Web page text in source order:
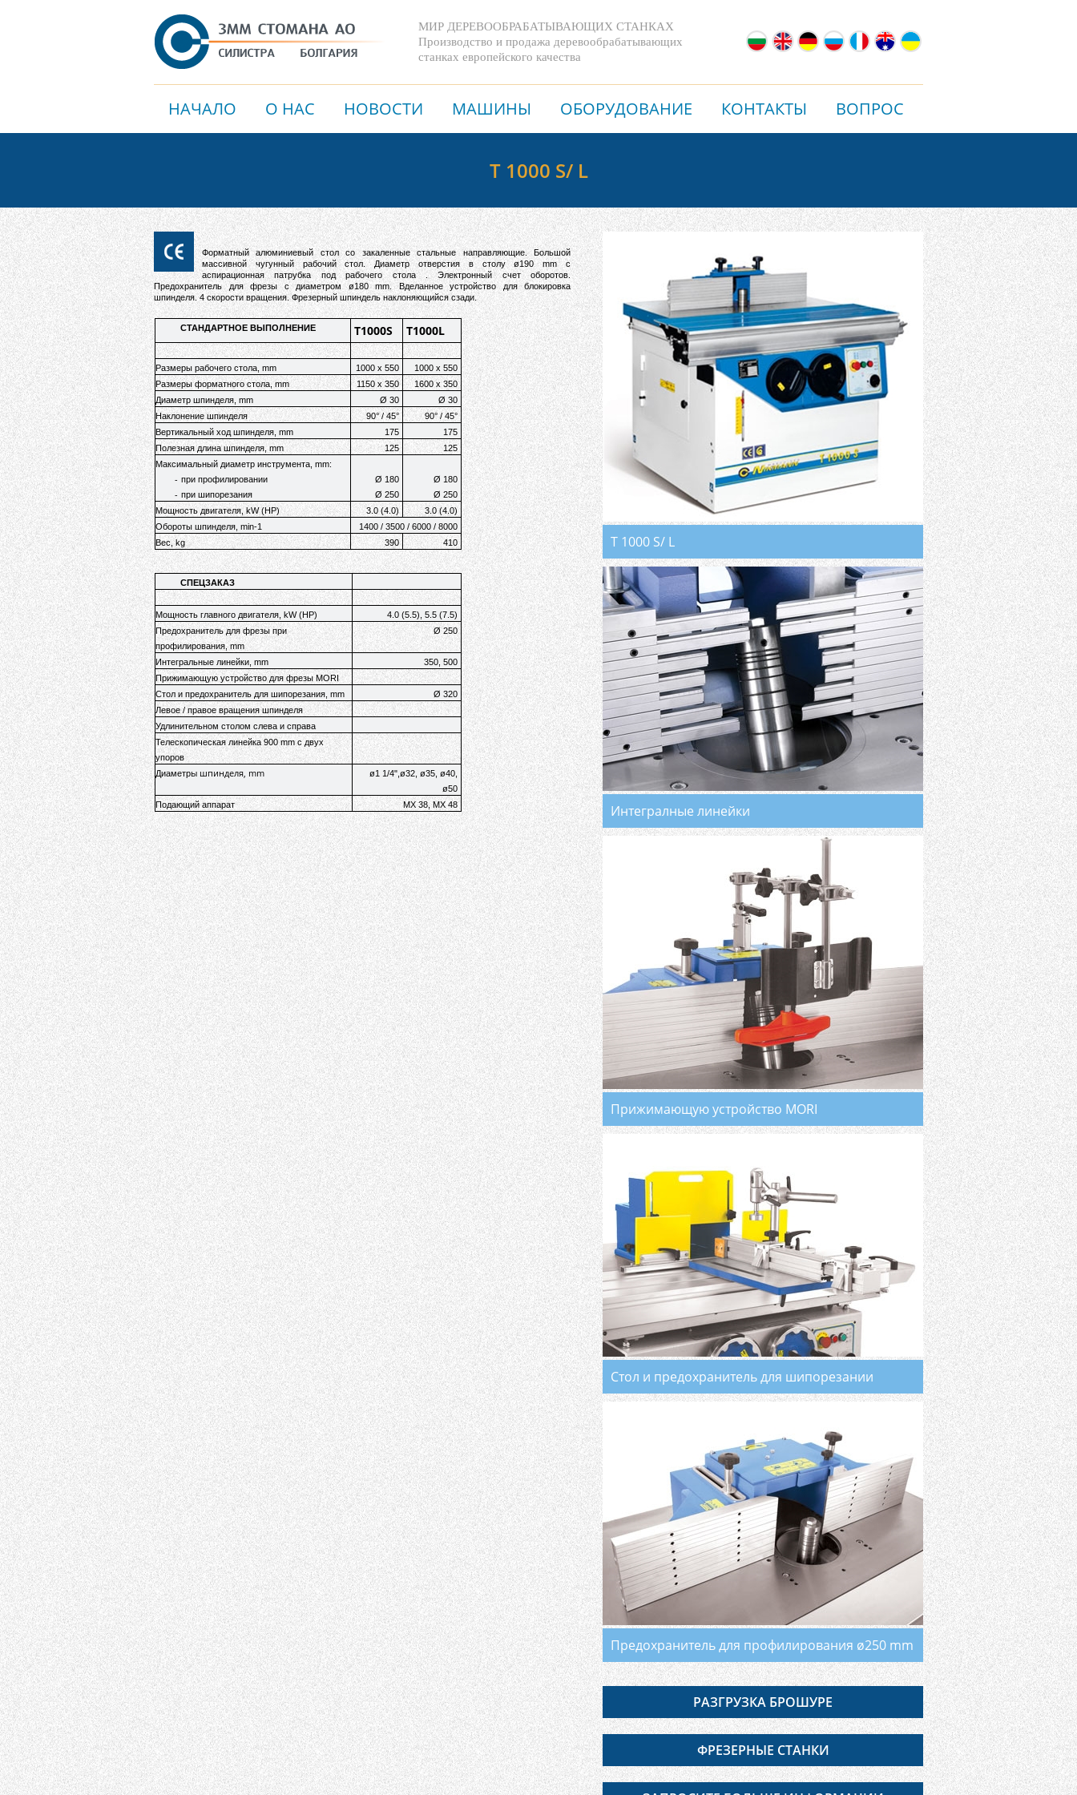
МИР ДЕРЕВООБРАБАТЫВАЮЩИХ СТАНКАХ
Производство и продажа деревообрабатывающих
станках европейского качества
НАЧАЛО О НАС НОВОСТИ МАШИНЫ ОБОРУДОВАНИЕ КОНТАКТЫ ВОПРОС
T 1000 S/ L
Форматный алюминиевый стол со закаленные стальные направляющие. Большой
массивной чугунный рабочий стол. Диаметр отверстия в столу ø190 mm с
аспирационная патрубка под рабочего стола . Электронный счет оборотов.
Предохранитель для фрезы с диаметром ø180 mm. Вделанное устройство для блокировка
шпинделя. 4 скорости вращения. Фрезерный шпиндель наклоняющийся сзади.
СТАНДАРТНОЕ ВЫПОЛНЕНИЕ T1000S T1000L
Размеры рабочего стола, mm 1000 x 550
1000 x 550
Размеры форматного стола, mm
1150 x 350
1600 x 350
Диаметр шпинделя, mm
Ø 30
Ø 30
Наклонение шпинделя
90° / 45°
90° / 45°
Вертикальный ход шпинделя, mm
175
175
Полезная длина шпинделя, mm
125
125
Максимальный диаметр инструмента, mm:
- при профилировании
- при шипорезания
Ø 180
Ø 250
Ø 180
Ø 250
Мощность двигателя, kW (HP)
3.0 (4.0)
3.0 (4.0)
Обороты шпинделя, min-1
1400 / 3500 / 6000 / 8000
Вес, kg
390 410
СПЕЦЗАКАЗ
Мощность главного двигателя, kW (HP)
4.0 (5.5), 5.5 (7.5)
Предохранитель для фрезы при
профилирования, mm
Ø 250
Интегральные линейки, mm
350, 500
Прижимающую устройство для фрезы MORI
Стол и предохранитель для шипорезания, mm
Ø 320
Левое / правое вращения шпинделя
Удлинительном столом слева и справа
Телескопическая линейка 900 mm с двух
упоров
Диаметрышпинделя, mm
ø1 1/4",ø32, ø35, ø40,
ø50
Подающий аппарат
MX 38, MX 48
T 1000 S/ L
Интегралные линейки
Прижимающую устройство MORI
Стол и предохранитель для шипорезании
Предохранитель для профилирования ø250 mm
РАЗГРУЗКА БРОШУРЕ
ФРЕЗЕРНЫЕ СТАНКИ